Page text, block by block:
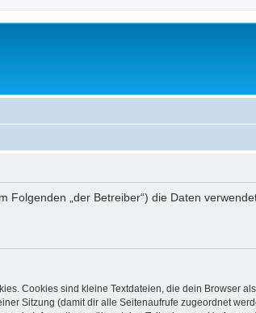
Folgenden „der Betreiber“) die Daten
Cookies sind kleine Textdateien, die dein Browser
Sitzung (damit dir alle Seitenaufrufe zugeordnet